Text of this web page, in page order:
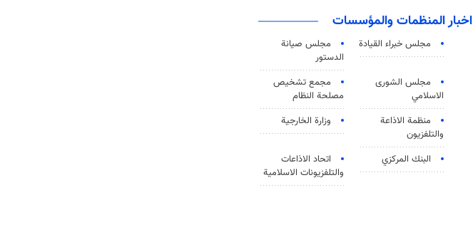
اخبار المنظمات والمؤسسات
مجلس خبراء القيادة
مجلس صيانة
الدستور
مجلس الشورى
الاسلامي
مجمع تشخيص
مصلحة النظام
منظمة الاذاعة
والتلفزیون
وزارة الخارجية
البنك المركزي
اتحاد الاذاعات
والتلفزيونات الاسلامية